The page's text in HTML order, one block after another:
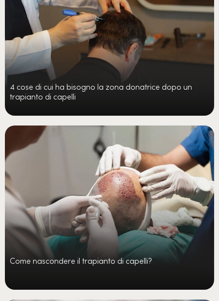
4 cose di cui ha bisogno la zona donatrice dopo un
trapianto di capelli
Come nascondere il trapianto di capelli?